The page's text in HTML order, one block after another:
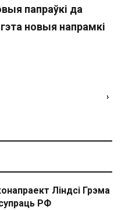
папраўкі да
новыя напрамкі
›
Ліндсі Грэма
РФ